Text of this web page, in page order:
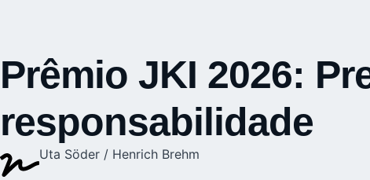
Prêmio JKI 2026:
responsabilidade
Uta Söder / Henrich Brehm